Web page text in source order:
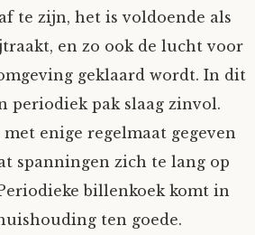
te zijn, het is voldoende als
en zo ook de lucht voor
geklaard wordt. In dit
periodiek pak slaag zinvol.
enige regelmaat gegeven
spanningen zich te lang op
billenkoek komt in
ten goede.